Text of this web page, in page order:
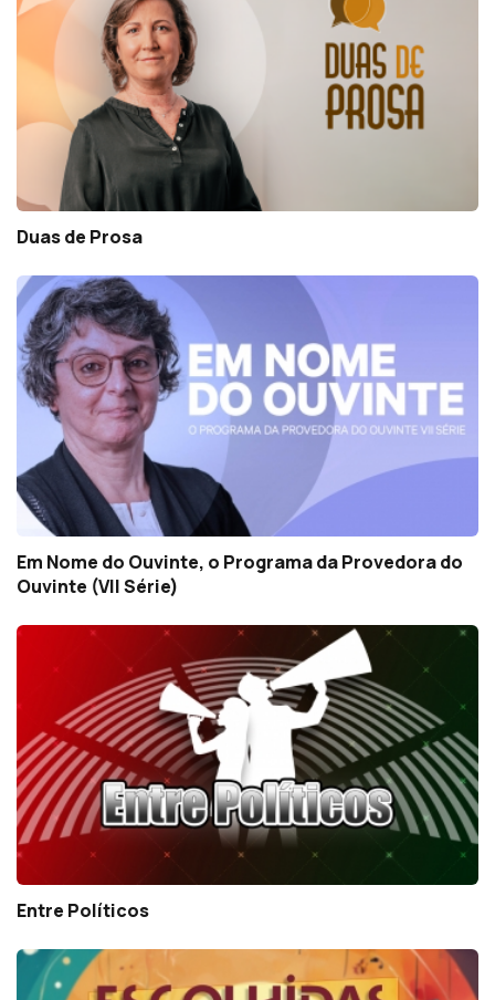
Duas de Prosa
Em Nome do Ouvinte, o Programa da Provedora do
Ouvinte (VII Série)
Entre Políticos